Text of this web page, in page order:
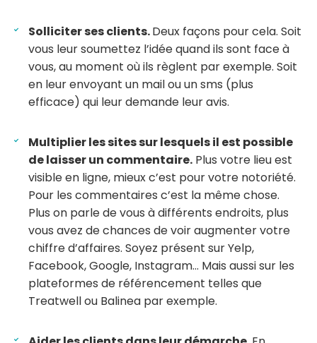
Solliciter ses clients.Deux façons pour cela. Soit
vous leur soumettez l’idée quand ils sont face à
vous, au moment où ils règlent par exemple. Soit
en leur envoyant un mail ou un sms (plus
efficace) qui leur demande leur avis.
Multiplier les sites sur lesquels il est possible
de laisser un commentaire. Plus votre lieu est
visible en ligne, mieux c’est pour votre notoriété.
Pour les commentaires c’est la même chose.
Plus on parle de vous à différents endroits, plus
vous avez de chances de voir augmenter votre
chiffre d’affaires. Soyez présent sur Yelp,
Facebook, Google, Instagram… Mais aussi sur les
plateformes de référencement telles que
Treatwell ou Balinea par exemple.